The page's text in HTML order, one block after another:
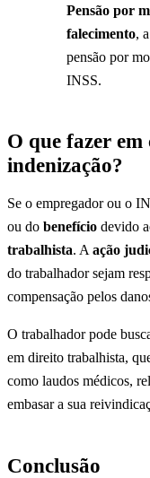
Pensão por
falecimento, a
pensão por
INSS.
O que fazer em
indenização?
Se o empregador ou o
ou do benefício devido
trabalhista. A ação
do trabalhador sejam
compensação pelos
O trabalhador pode
em direito trabalhista,
como laudos médicos,
embasar a sua
Conclusão